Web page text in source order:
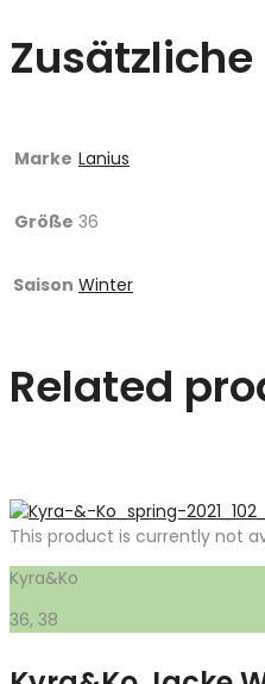
Marke Lanius
Größe 36
Saison Winter
Related
This product is currently not
Kyra&Ko
36, 38